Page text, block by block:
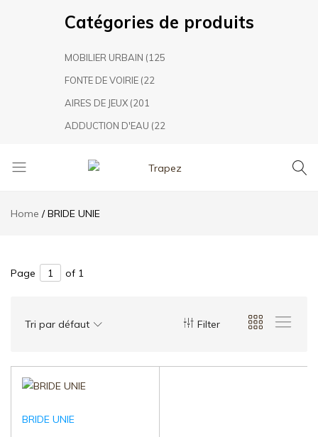
Catégories de produits
MOBILIER URBAIN (125
FONTE DE VOIRIE (22
AIRES DE JEUX (201
ADDUCTION D'EAU (22
Urbain,
d'Aménagement
Home BRIDE UNIE
Page of 1
Filter
Tri par défaut
BRIDE UNIE